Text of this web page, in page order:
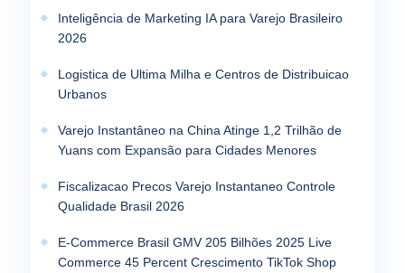
Inteligência de Marketing IA para Varejo Brasileiro
2026
Logistica de Ultima Milha e Centros de Distribuicao
Urbanos
Varejo Instantâneo na China Atinge 1,2 Trilhão de
Yuans com Expansão para Cidades Menores
Fiscalizacao Precos Varejo Instantaneo Controle
Qualidade Brasil 2026
E-Commerce Brasil GMV 205 Bilhões 2025 Live
Commerce 45 Percent Crescimento TikTok Shop